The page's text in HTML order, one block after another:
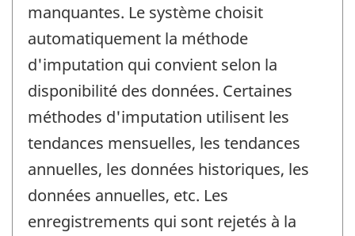
manquantes. Le système choisit
automatiquement la méthode
d'imputation qui convient selon la
disponibilité des données. Certaines
méthodes d'imputation utilisent les
tendances mensuelles, les tendances
annuelles, les données historiques, les
données annuelles, etc. Les
enregistrements qui sont rejetés à la